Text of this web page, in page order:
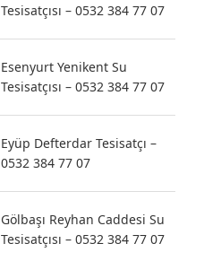
Tesisatçısı – 0532 384 77 07
Esenyurt Yenikent Su
Tesisatçısı – 0532 384 77 07
Eyüp Defterdar Tesisatçı –
0532 384 77 07
Gölbaşı Reyhan Caddesi Su
Tesisatçısı – 0532 384 77 07